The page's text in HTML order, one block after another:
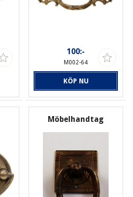
100:-
M002-64
KÖP NU
Möbelhandtag